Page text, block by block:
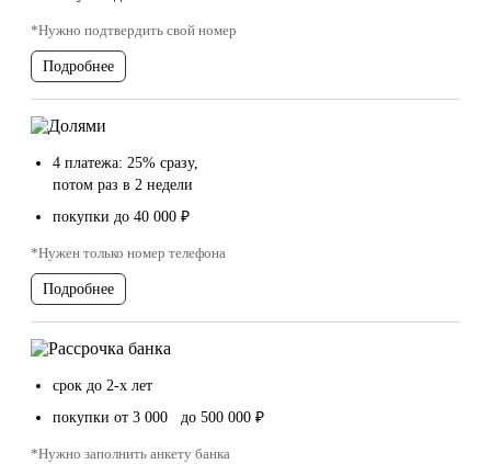
*Нужно подтвердить свой номер
Подробнее
4 платежа: 25% сразу,
потом раз в 2 недели
покупки до 40 000 ₽
*Нужен только номер телефона
Подробнее
срок до 2-х лет
покупки от 3 000 до 500 000 ₽
*Нужно заполнить анкету банка